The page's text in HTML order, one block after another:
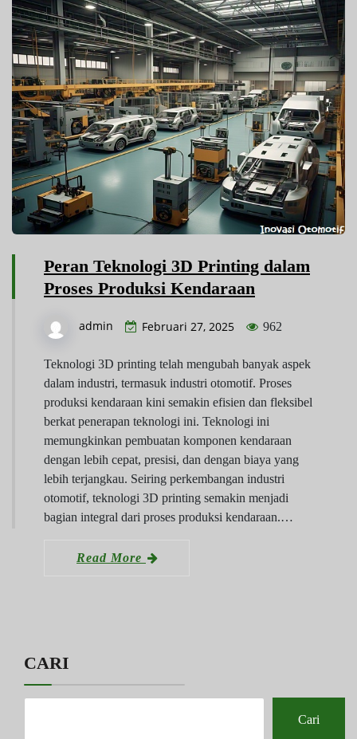
Peran Teknologi 3D Printing dalam
Proses Produksi Kendaraan
admin Februari 27, 2025 962
Teknologi 3D printing telah mengubah banyak aspek
dalam industri, termasuk industri otomotif. Proses
produksi kendaraan kini semakin efisien dan fleksibel
berkat penerapan teknologi ini. Teknologi ini
memungkinkan pembuatan komponen kendaraan
dengan lebih cepat, presisi, dan dengan biaya yang
lebih terjangkau. Seiring perkembangan industri
otomotif, teknologi 3D printing semakin menjadi
bagian integral dari proses produksi kendaraan.…
Read More
CARI
Cari